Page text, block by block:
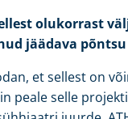
olukorrast
jäädava
et sellest on
peale selle